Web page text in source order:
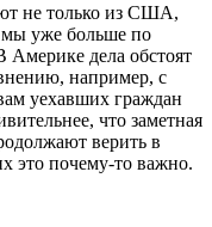
не только из США,
мы уже больше по
дела обстоят
например, с
уехавших граждан
что заметная
верить в
это почему-то важно.